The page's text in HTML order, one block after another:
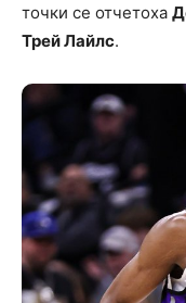
точки се отчетоха
Трей Лайлс.